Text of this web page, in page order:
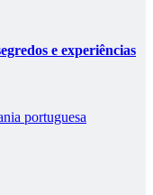
e experiências